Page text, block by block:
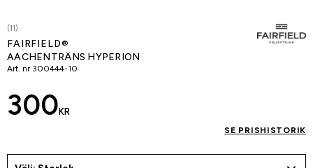
(11)
FAIRFIELD®
AACHENTRÄNS HYPERION
Art. nr 300444-10
300 KR
SE PRISHISTORIK